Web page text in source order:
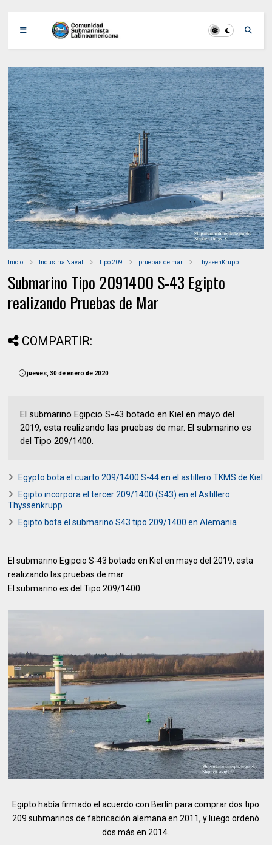
Inicio Industria Naval Tipo 209 pruebas de mar ThyseenKrupp
Submarino Tipo 2091400 S-43 Egipto
realizando Pruebas de Mar
COMPARTIR:
jueves, 30 de enero de 2020
El submarino Egipcio S-43 botado en Kiel en mayo del
2019, esta realizando las pruebas de mar. El submarino es
del Tipo 209/1400.
Egypto bota el cuarto 209/1400 S-44 en el astillero TKMS de Kiel
Egipto incorpora el tercer 209/1400 (S43) en el Astillero
Thyssenkrupp
Egipto bota el submarino S43 tipo 209/1400 en Alemania
El submarino Egipcio S-43 botado en Kiel en mayo del 2019, esta
realizando las pruebas de mar.
El submarino es del Tipo 209/1400.
Egipto había firmado el acuerdo con Berlín para comprar dos tipo
209 submarinos de fabricación alemana en 2011, y luego ordenó
dos más en 2014.